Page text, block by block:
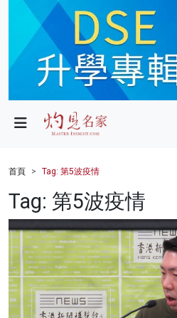
政局
財經
健康
商業
科技
影片
首頁 Tag: 第5波疫情
Tag: 第5波疫情